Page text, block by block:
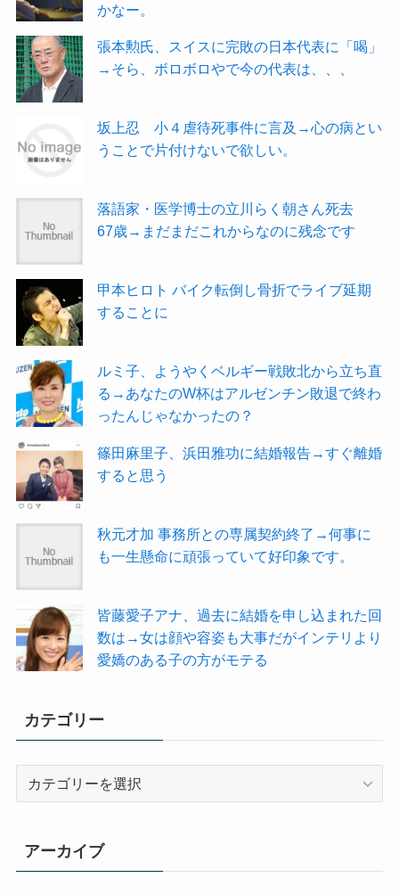
かなー。
張本勲氏、スイスに完敗の日本代表に「喝」
→そら、ボロボロやで今の代表は、、、
坂上忍 小４虐待死事件に言及→心の病とい
うことで片付けないで欲しい。
落語家・医学博士の立川らく朝さん死去
67歳→まだまだこれからなのに残念です
甲本ヒロト バイク転倒し骨折でライブ延期
することに
ルミ子、ようやくベルギー戦敗北から立ち直
る→あなたのW杯はアルゼンチン敗退で終わ
ったんじゃなかったの？
篠田麻里子、浜田雅功に結婚報告→すぐ離婚
すると思う
秋元才加 事務所との専属契約終了→何事に
も一生懸命に頑張っていて好印象です。
皆藤愛子アナ、過去に結婚を申し込まれた回
数は→女は顔や容姿も大事だがインテリより
愛嬌のある子の方がモテる
カテゴリー
リ
ー
アーカイブ